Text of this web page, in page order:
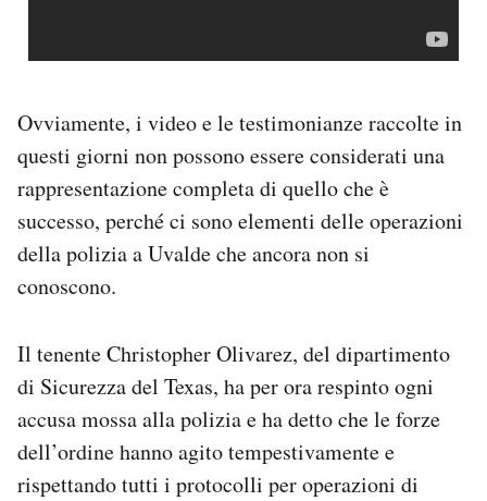
Ovviamente, i video e le testimonianze raccolte in
questi giorni non possono essere considerati una
rappresentazione completa di quello che è
successo, perché ci sono elementi delle operazioni
della polizia a Uvalde che ancora non si
conoscono.
Il tenente Christopher Olivarez, del dipartimento
di Sicurezza del Texas, ha per ora respinto ogni
accusa mossa alla polizia e ha detto che le forze
dell’ordine hanno agito tempestivamente e
rispettando tutti i protocolli per operazioni di